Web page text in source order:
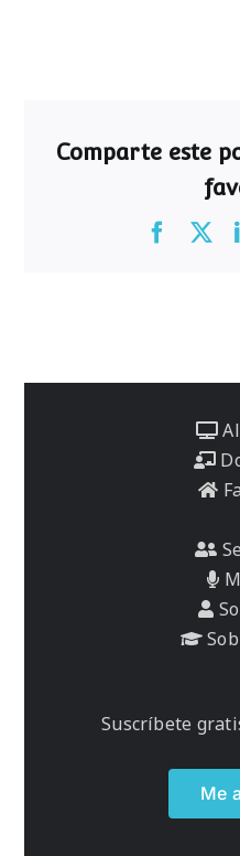
Comparte este
Suscríbete
Me